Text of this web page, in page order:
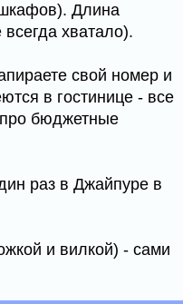
Длина
хватало).
свой номер и
в гостинице - все
про бюджетные
раз в Джайпуре в
и вилкой) - сами